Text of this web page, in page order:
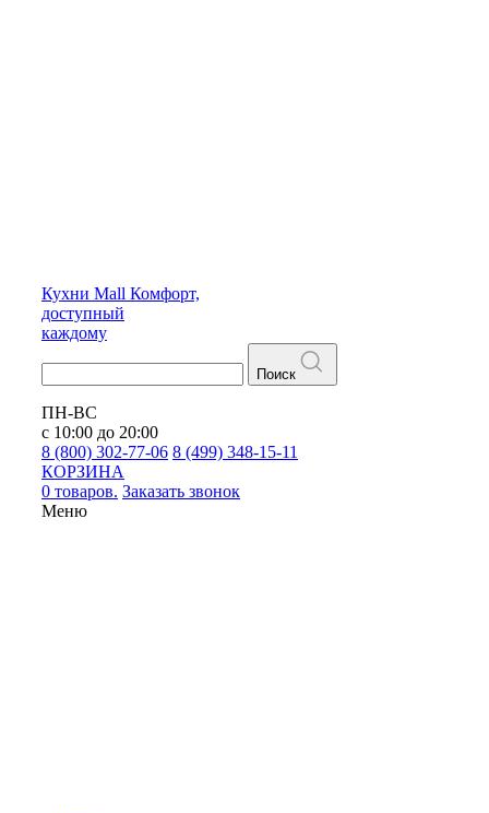
Кухни Mall Комфорт,
доступный
каждому
Поиск
ПН-ВС
с 10:00 до 20:00
8 (800) 302-77-06 8 (499) 348-15-11
КОРЗИНА
0 товаров. Заказать звонок
Меню